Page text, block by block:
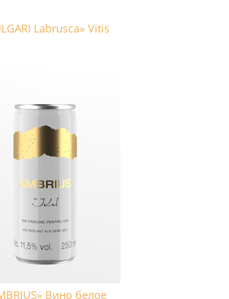
Labrusca» Vitis
Вино белое